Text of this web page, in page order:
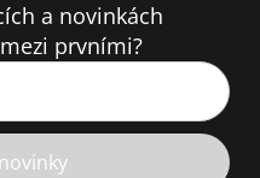
a novinkách
prvními?